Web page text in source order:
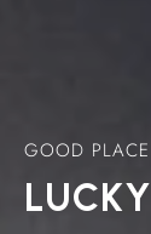
GOOD PLACE
LUCKY